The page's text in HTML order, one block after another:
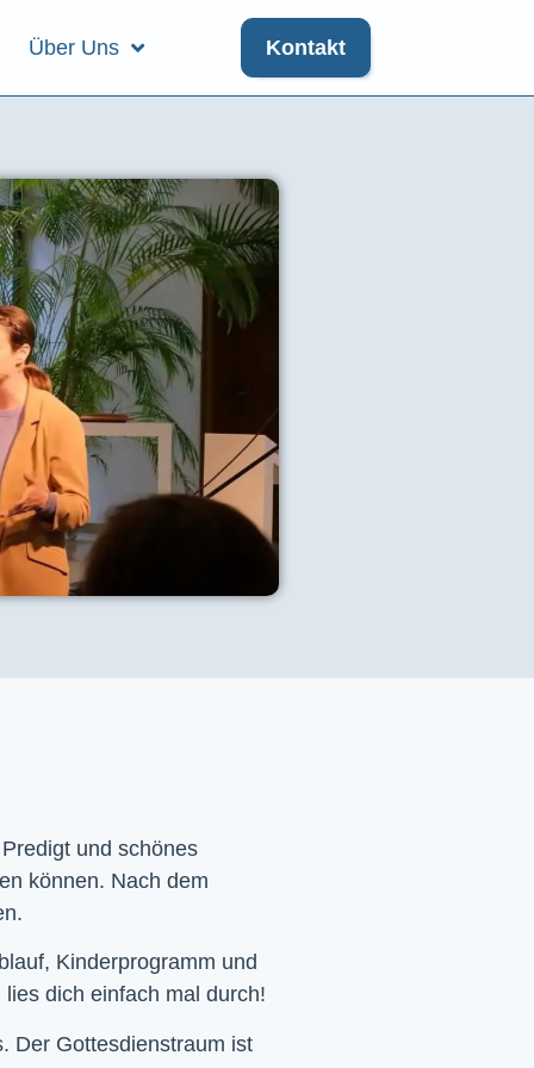
Über Uns Kontakt
und schönes
können. Nach dem
Kinderprogramm und
dich einfach mal durch!
Der Gottesdienstraum ist